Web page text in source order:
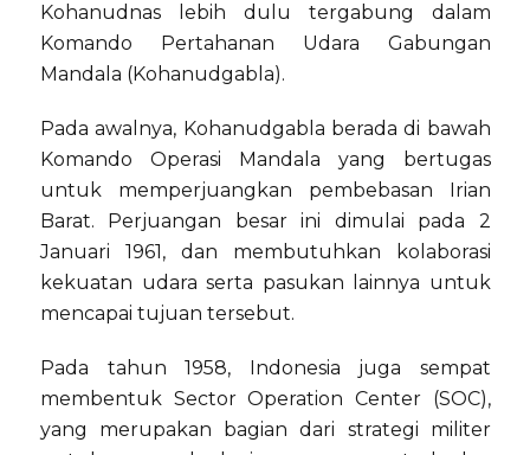
Kohanudnas lebih dulu tergabung dalam
Komando Pertahanan Udara Gabungan
Mandala (Kohanudgabla).
Pada awalnya, Kohanudgabla berada di bawah
Komando Operasi Mandala yang bertugas
untuk memperjuangkan pembebasan Irian
Barat. Perjuangan besar ini dimulai pada 2
Januari 1961, dan membutuhkan kolaborasi
kekuatan udara serta pasukan lainnya untuk
mencapai tujuan tersebut.
Pada tahun 1958, Indonesia juga sempat
membentuk Sector Operation Center (SOC),
yang merupakan bagian dari strategi militer